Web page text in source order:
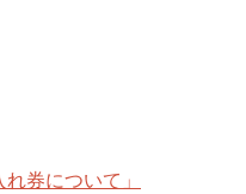
券について」